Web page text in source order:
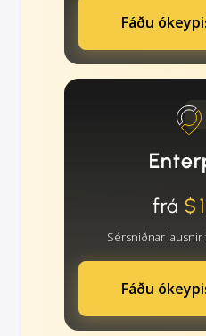
Fáðu
frá
Sérsniðnar
Fáðu